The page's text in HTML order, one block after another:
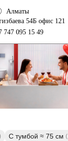
Алматы
54Б офис 121
747 095 15 49
С тумбой ≈ 75 см